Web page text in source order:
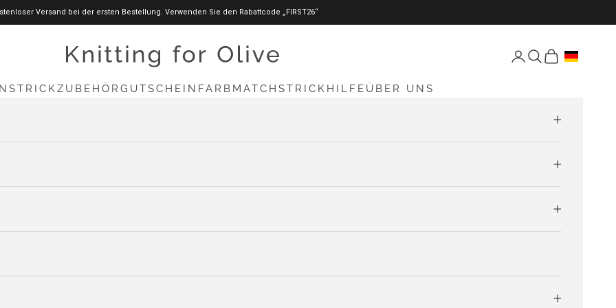
Versand bei der ersten Bestellung. Verwenden Sie den Rabattcode „FIRST26“
knittingforolive.com Seite Konto öffnen
Suche öffnen
Warenkorb
STRICKZUBEHÖR GUTSCHEIN FARBMATCH STRICKHILFE ÜBER UNS